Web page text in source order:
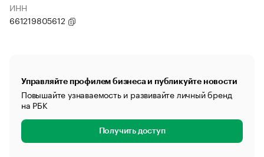
ИНН
661219805612
Управляйте профилем бизнеса и публикуйте новости
Повышайте узнаваемость и развивайте личный бренд
на РБК
Получить доступ